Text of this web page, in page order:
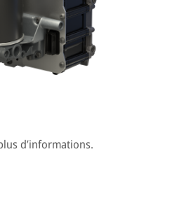
d’informations.